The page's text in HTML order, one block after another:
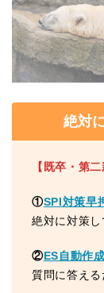
絶対
【既卒・第
①SPI対策早
絶対に対策
②ES自動作
質問に答える